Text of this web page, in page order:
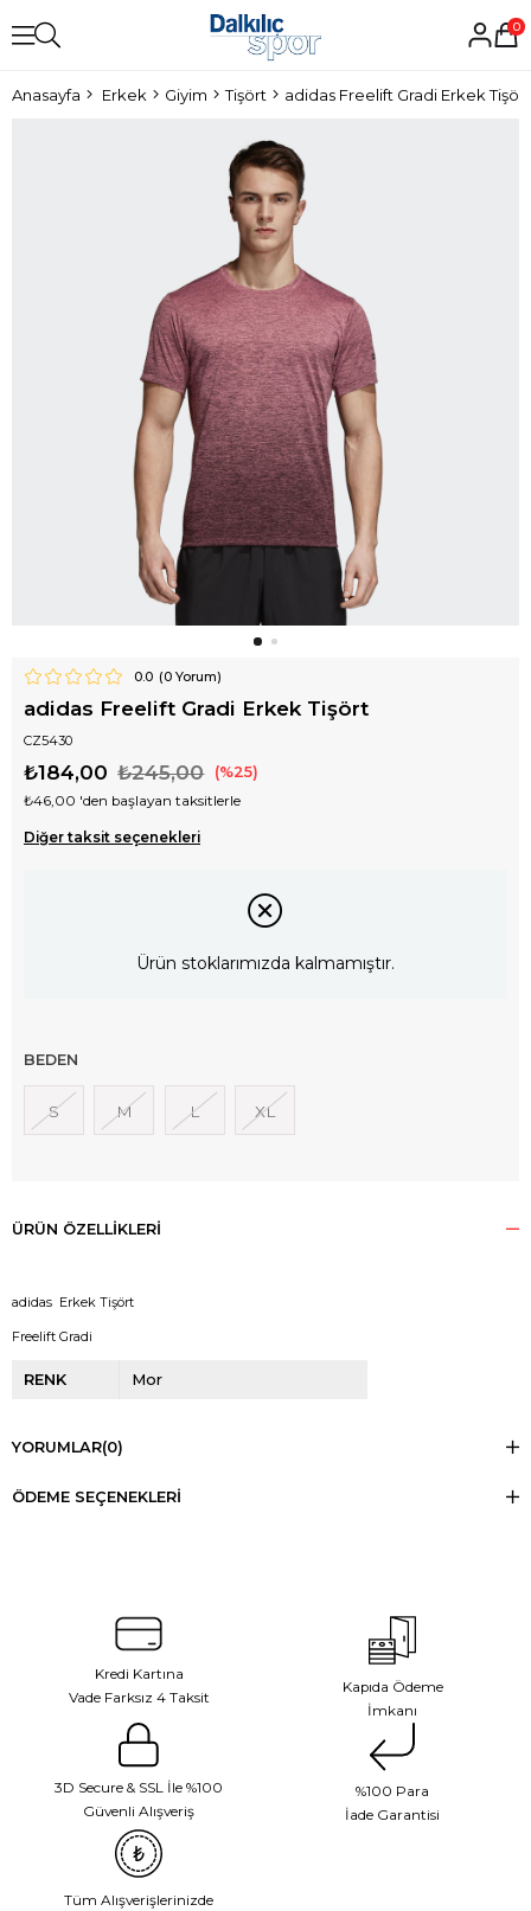
0
Anasayfa Erkek Giyim Tişört adidas Freelift Gradi Erkek Tişört
0.0 (0Yorum)
adidas Freelift Gradi Erkek Tişört
CZ5430
₺245,00
₺184,00 25
₺46,00 'den başlayan taksitlerle
Diğer taksit seçenekleri
Ürün stoklarımızda kalmamıştır.
BEDEN
S M L XL
ÜRÜN ÖZELLIKLERI
adidas Erkek Tişört
Freelift Gradi
RENK Mor
YORUMLAR(0)
ÖDEME SEÇENEKLERI
Kredi Kartına
Vade Farksız 4 Taksit
Kapıda Ödeme
İmkanı
3D Secure & SSL İle %100
Güvenli Alışveriş
%100 Para
İade Garantisi
Tüm Alışverişlerinizde